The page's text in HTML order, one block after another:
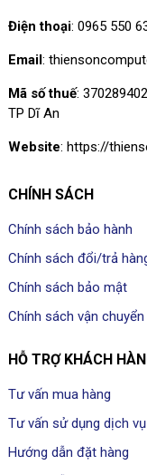
Điện thoại: 0965 550
Email:
Mã số thuế:
TP Dĩ An
Website: https://
CHÍNH SÁCH
Chính sách bảo hành
Chính sách đổi/trả
Chính sách bảo mật
Chính sách vận chuyển
HỖ TRỢ KHÁCH
Tư vấn mua hàng
Tư vấn sử dụng dịch vụ
Hướng dẫn đặt hàng